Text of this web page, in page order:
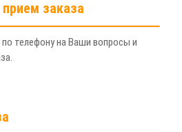
заказа
телефону на Ваши вопросы и